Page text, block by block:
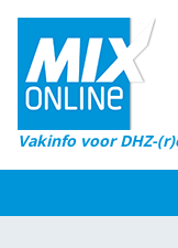
Vakinfo voor DHZ-
Home
Magazines
DHZ Sessie